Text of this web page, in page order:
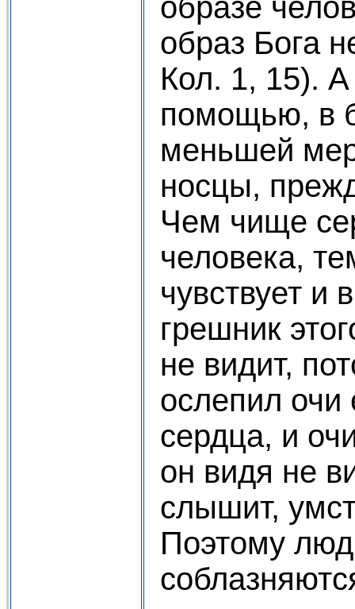
образ Бога
Кол. 1, 15).
помощью, в
меньшей
носцы,
Чем чище
человека,
чувствует и
грешник
не видит,
ослепил очи
сердца, и
он видя не
слышит,
Поэтому